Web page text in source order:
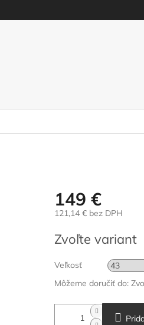
149 €
121,14 € bez DPH
cena:
Zvoľte variant
Veľkosť
Môžeme doručiť do: